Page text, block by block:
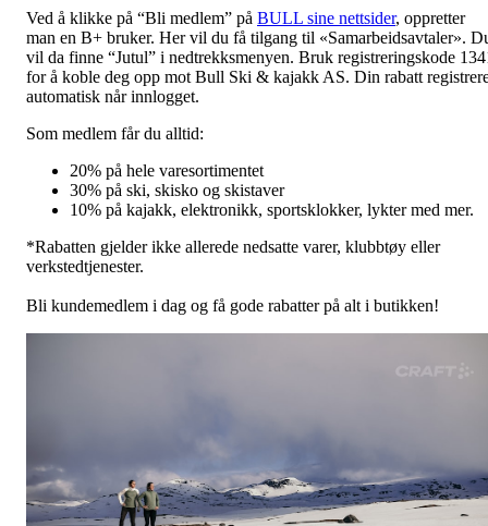
Ved å klikke på “Bli medlem” på BULL sine nettsider, oppretter
man en B+ bruker. Her vil du få tilgang til «Samarbeidsavtaler».
vil da finne “Jutul” i nedtrekksmenyen. Bruk registreringskode
for å koble deg opp mot Bull Ski & kajakk AS. Din rabatt
automatisk når innlogget.
Som medlem får du alltid:
20% på hele varesortimentet
30% på ski, skisko og skistaver
10% på kajakk, elektronikk, sportsklokker, lykter med mer.
*Rabatten gjelder ikke allerede nedsatte varer, klubbtøy eller
verkstedtjenester.
Bli kundemedlem i dag og få gode rabatter på alt i butikken!